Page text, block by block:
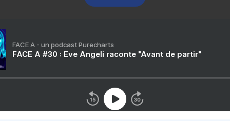
FACE A - un podcast Purecharts
FACE A #30 : Eve Angeli raconte "Avant de partir"